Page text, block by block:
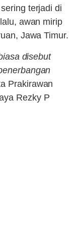
terjadi di
awan mirip
Jawa Timur.
disebut
Prakirawan
Rezky P